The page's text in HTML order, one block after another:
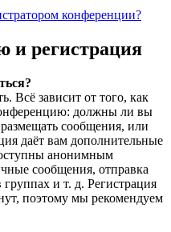
конференции?
и регистрация
Всё зависит от того, как
должны ли вы
сообщения, или
даёт вам дополнительные
анонимным
сообщения, отправка
и т. д. Регистрация
поэтому мы рекомендуем